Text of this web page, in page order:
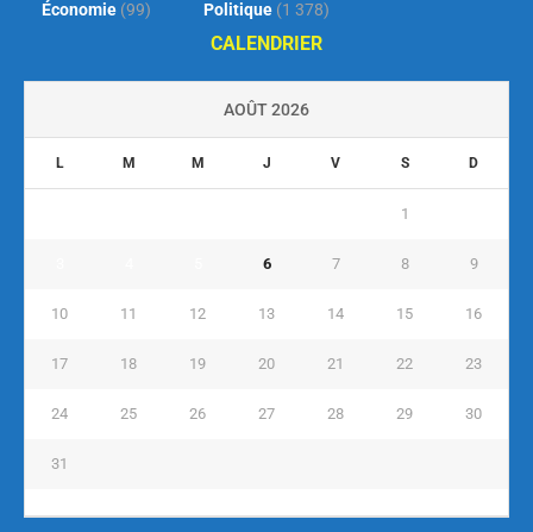
Économie (99)
Politique(1 378)
CALENDRIER
AOÛT 2026
L M M J V S D
1
6 7 8 9
10 11 12 13 14 15 16
17 18 19 20 21 22 23
24 25 26 27 28 29 30
31